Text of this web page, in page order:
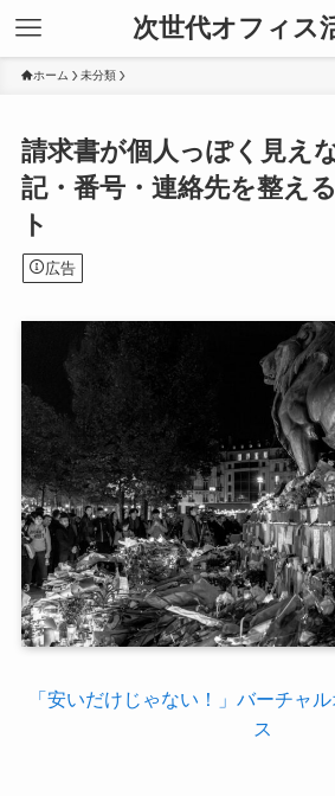
次世代オフィス
ホーム 未分類
請求書が個人っぽく見え
記・番号・連絡先を整え
ト
広告
「安いだけじゃない！」バーチャ
ス